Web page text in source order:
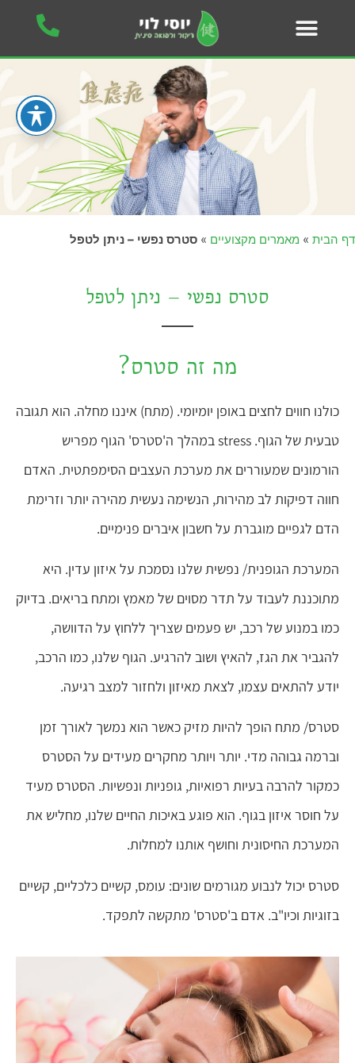
דף הבית » מאמרים מקצועיים » סטרס נפשי – ניתן לטפל
סטרס נפשי – ניתן לטפל
מה זה סטרס?
כולנו חווים לחצים באופן יומיומי. (מתח) איננו מחלה. הוא תגובה
טבעית של הגוף. stress במהלך ה'סטרס' הגוף מפריש
הורמונים שמעוררים את מערכת העצבים הסימפתטית. האדם
חווה דפיקות לב מהירות, הנשימה נעשית מהירה יותר וזרימת
הדם לגפיים מוגברת על חשבון איברים פנימיים.
המערכת הגופנית/ נפשית שלנו נסמכת על איזון עדין. היא
מתוכננת לעבוד על תדר מסוים של מאמץ ומתח בריאים. בדיוק
כמו במנוע של רכב, יש פעמים שצריך ללחוץ על הדוושה,
להגביר את הגז, להאיץ ושוב להרגיע. הגוף שלנו, כמו הרכב,
יודע להתאים עצמו, לצאת מאיזון ולחזור למצב רגיעה.
סטרס/ מתח הופך להיות מזיק כאשר הוא נמשך לאורך זמן
וברמה גבוהה מדי. יותר ויותר מחקרים מעידים על הסטרס
כמקור להרבה בעיות רפואיות, גופניות ונפשיות. הסטרס מעיד
על חוסר איזון בגוף. הוא פוגע באיכות החיים שלנו, מחליש את
המערכת החיסונית וחושף אותנו למחלות.
סטרס יכול לנבוע מגורמים שונים: עומס, קשיים כלכליים, קשיים
בזוגיות וכיו"ב. אדם ב'סטרס' מתקשה לתפקד.